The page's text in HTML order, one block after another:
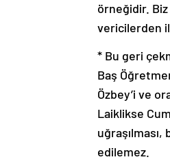
örneğidir.
vericilerden
* Bu geri
Baş
Özbey’i ve
Laiklikse
edilemez.